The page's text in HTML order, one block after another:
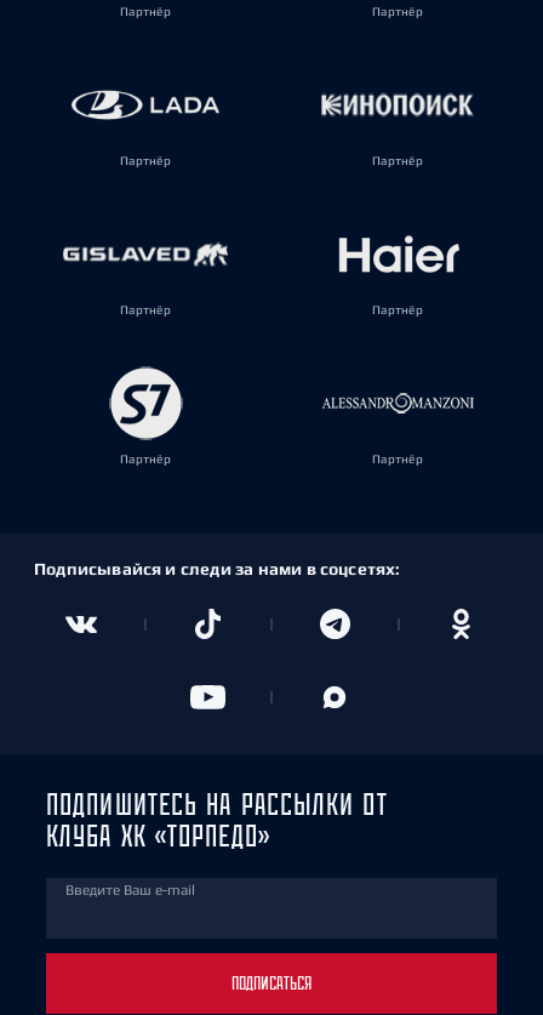
Партнёр Партнёр
Партнёр Партнёр
Партнёр Партнёр
Партнёр Партнёр
Подписывайся и следи за нами в соцсетях:
ПОДПИШИТЕСЬ НА РАССЫЛКИ ОТ
КЛУБА ХК «ТОРПЕДО»
Введите Ваш e-mail
ПОДПИСАТЬСЯ